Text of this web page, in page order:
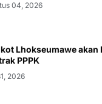
04, 2026
Lhokseumawe akan
PPPK
2026